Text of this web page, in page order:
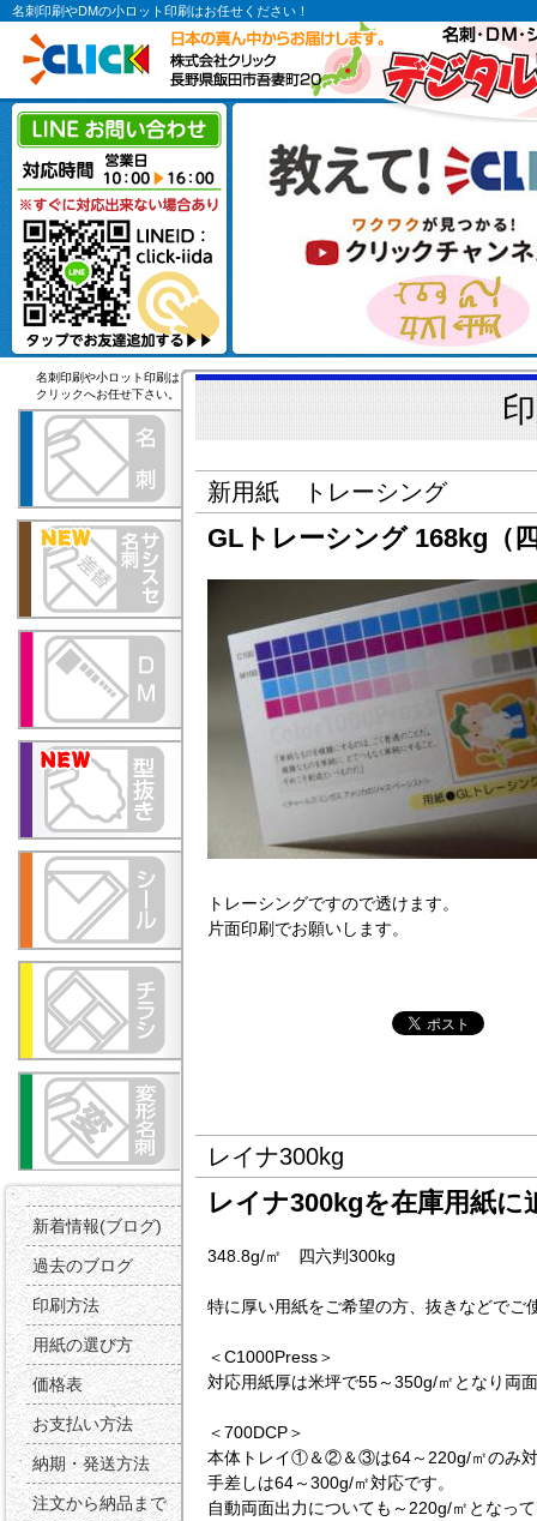
名刺印刷やDMの小ロット印刷はお任せください！
名刺印刷や小ロット印刷は
クリックへお任せ下さい。
新着情報(ブログ)
過去のブログ
印刷方法
用紙の選び方
価格表
お支払い方法
納期・発送方法
注文から納品まで
新用紙 トレーシング
GLトレーシング 168kg（
トレーシングですので透けます。
片面印刷でお願いします。
レイナ300kg
レイナ300kgを在庫用紙に
348.8g/㎡ 四六判300kg
特に厚い用紙をご希望の方、抜きなどでご
＜C1000Press＞
対応用紙厚は米坪で55～350g/㎡となり両
＜700DCP＞
本体トレイ①＆②＆③は64～220g/㎡のみ
手差しは64～300g/㎡対応です。
自動両面出力についても～220g/㎡となっ